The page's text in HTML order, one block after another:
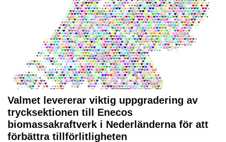
Valmet levererar viktig uppgradering av
trycksektionen till Enecos
biomassakraftverk i Nederländerna för att
förbättra tillförlitligheten